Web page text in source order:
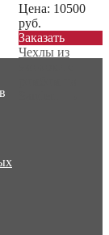
Цена: 10500
руб.
Заказать
Чехлы из